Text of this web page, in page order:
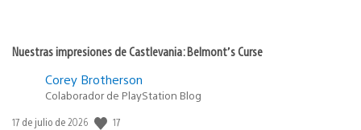
Nuestras impresiones de Castlevania: Belmont’s Curse
Corey Brotherson
Colaborador de PlayStation Blog
Fecha
17 de julio de 2026 17